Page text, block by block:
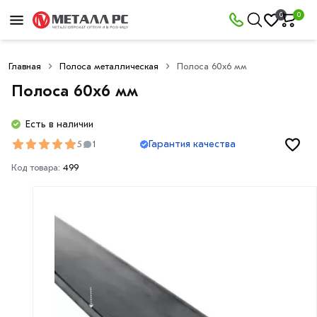
0 0
Главная Полоса металлическая Полоса 60х6 мм
Полоса 60х6 мм
Есть в наличии
5 1 Гарантия качества
Код товара: 499